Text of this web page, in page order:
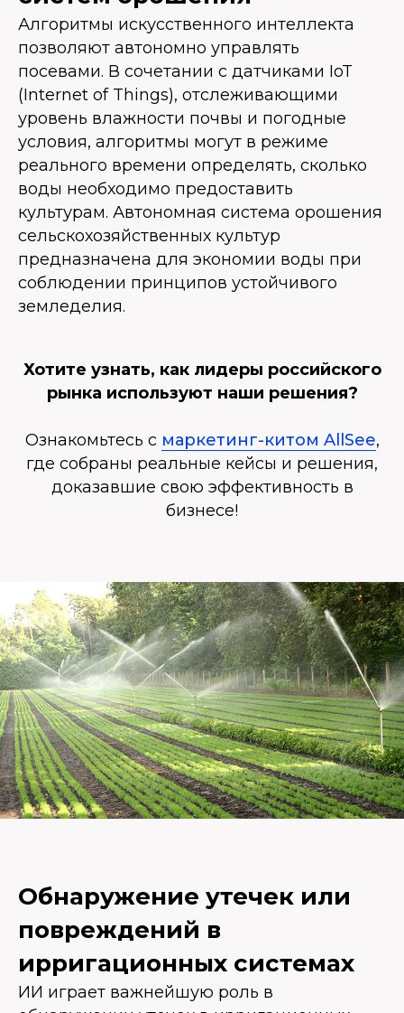
Алгоритмы искусственного интеллекта
позволяют автономно управлять
посевами. В сочетании с датчиками IoT
(Internet of Things), отслеживающими
уровень влажности почвы и погодные
условия, алгоритмы могут в режиме
реального времени определять, сколько
воды необходимо предоставить
культурам. Автономная система орошения
сельскохозяйственных культур
предназначена для экономии воды при
соблюдении принципов устойчивого
земледелия.
Хотите узнать, как лидеры российского
рынка используют наши решения?
Ознакомьтесь с маркетинг-китом AllSee,
где собраны реальные кейсы и решения,
доказавшие свою эффективность в
бизнесе!
Обнаружение утечек или
повреждений в
ирригационных системах
ИИ играет важнейшую роль в